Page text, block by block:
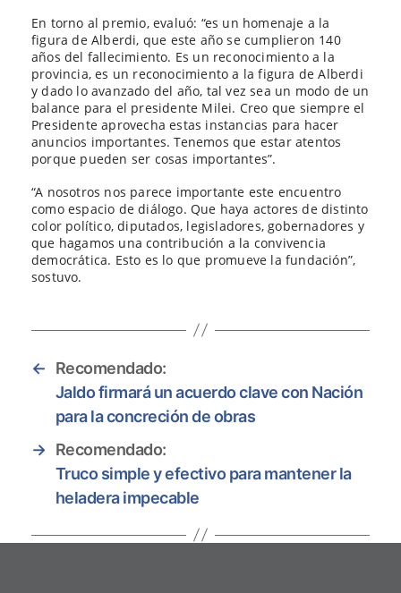
En torno al premio, evaluó: “es un homenaje a la
figura de Alberdi, que este año se cumplieron 140
años del fallecimiento. Es un reconocimiento a la
provincia, es un reconocimiento a la figura de Alberdi
y dado lo avanzado del año, tal vez sea un modo de un
balance para el presidente Milei. Creo que siempre el
Presidente aprovecha estas instancias para hacer
anuncios importantes. Tenemos que estar atentos
porque pueden ser cosas importantes”.
“A nosotros nos parece importante este encuentro
como espacio de diálogo. Que haya actores de distinto
color político, diputados, legisladores, gobernadores y
que hagamos una contribución a la convivencia
democrática. Esto es lo que promueve la fundación”,
sostuvo.
←
Recomendado:
Jaldo firmará un acuerdo clave con Nación
para la concreción de obras
→ Recomendado:
Truco simple y efectivo para mantener la
heladera impecable